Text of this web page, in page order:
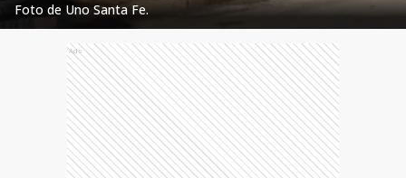
Foto de Uno Santa Fe.
Ads